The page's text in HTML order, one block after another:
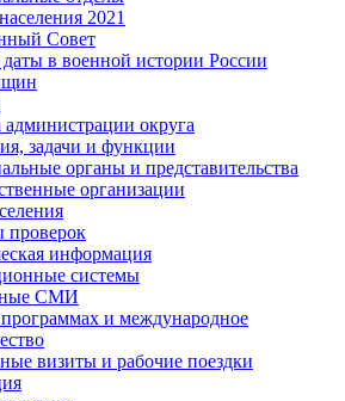
2021
Совет
в военной истории России
администрации округа
задачи и функции
органы и представительства
организации
проверок
информация
системы
СМИ
и международное
визиты и рабочие поездки